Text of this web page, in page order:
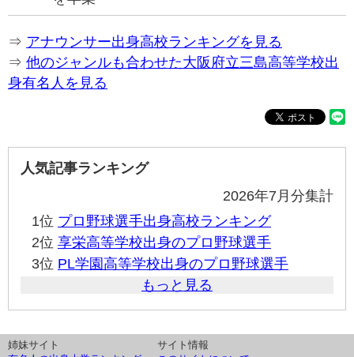
⇒ アナウンサー出身高校ランキングを見る
⇒ 他のジャンルも合わせた大阪府立三島高等学校出
身有名人を見る
人気記事ランキング
2026年7月分集計
1位 プロ野球選手出身高校ランキング
2位 享栄高等学校出身のプロ野球選手
3位 PL学園高等学校出身のプロ野球選手
もっと見る
姉妹サイト
サイト情報